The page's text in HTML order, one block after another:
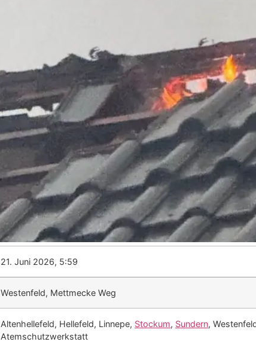
21. Juni 2026, 5:59
Westenfeld, Mettmecke Weg
Altenhellefeld, Hellefeld, Linnepe, Stockum, Sundern,
Atemschutzwerkstatt